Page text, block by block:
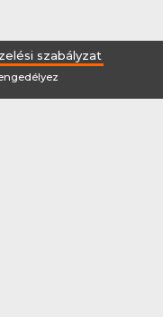
szabályzat